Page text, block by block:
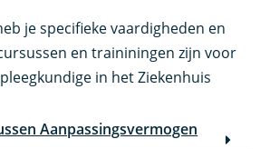
je specifieke vaardigheden en
en traininingen zijn voor
in het Ziekenhuis
Aanpassingsvermogen